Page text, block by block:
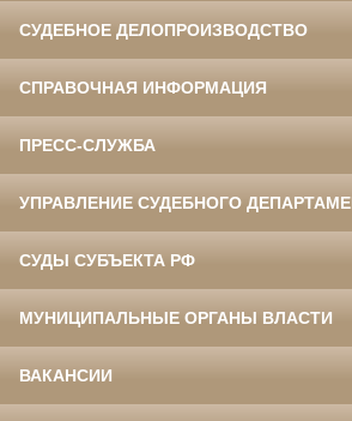
СУДЕБНОЕ ДЕЛОПРОИЗВОДСТВО
СПРАВОЧНАЯ ИНФОРМАЦИЯ
ПРЕСС-СЛУЖБА
УПРАВЛЕНИЕ СУДЕБНОГО
СУДЫ СУБЪЕКТА РФ
МУНИЦИПАЛЬНЫЕ ОРГАНЫ ВЛАСТИ
ВАКАНСИИ